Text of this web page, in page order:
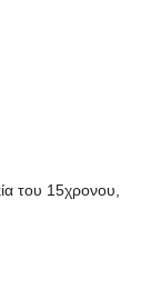
του 15χρονου,